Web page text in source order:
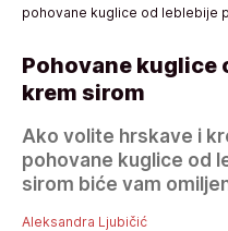
pohovane kuglice od leblebije
Pohovane kuglice
krem sirom
Ako volite hrskave i
pohovane kuglice od
sirom biće vam
Aleksandra Ljubičić